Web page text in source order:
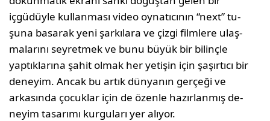
içgüdüyle kullanması video oynatıcının “next” tu­
şuna basarak yeni şarkılara ve çizgi filmlere ulaş­
malarını seyretmek ve bunu büyük bir bilinçle
yaptıklarına şahit olmak her yetişin için şaşırtıcı bir
deneyim. Ancak bu artık dünyanın gerçeği ve
arkasında çocuklar için de özenle hazırlanmış de­
neyim tasarımı kurguları yer alıyor.